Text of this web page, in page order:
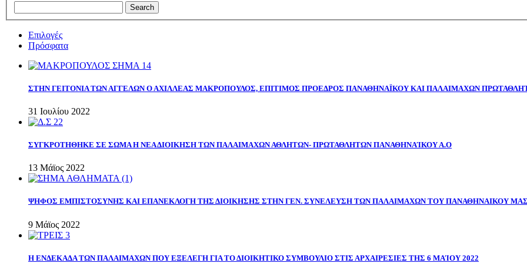
Επιλογές
Πρόσφατα
ΣΤΗΝ ΓΕΙΤΟΝΙΑ ΤΩΝ ΑΓΓΕΛΩΝ Ο ΑΧΙΛΛΕΑΣ ΜΑΚΡΟΠΟΥΛΟΣ, ΕΠΙΤΙΜΟΣ ΠΡΟΕΔΡΟΣ ΠΑΝΑΘΗΝΑΪΚΟΥ ΚΑΙ ΠΑΛΑΙΜΑΧΩΝ
31 Ιουλίου 2022
ΣΥΓΚΡΟΤΗΘΗΚΕ ΣΕ ΣΩΜΑ Η ΝΕΑ ΔΙΟΙΚΗΣΗ ΤΩΝ ΠΑΛΑΙΜΑΧΩΝ ΑΘΛΗΤΩΝ- ΠΡΩΤΑΘΛΗΤΩΝ ΠΑΝΑΘΗΝΑΊΚΟΥ Α.Ο
13 Μάϊος 2022
ΨΗΦΟΣ ΕΜΠΙΣΤΟΣΥΝΗΣ ΚΑΙ ΕΠΑΝΕΚΛΟΓΗ ΤΗΣ ΔΙΟΙΚΗΣΗΣ ΣΤΗΝ ΓΕΝ. ΣΥΝΕΛΕΥΣΗ ΤΩΝ ΠΑΛΑΙΜΑΧΩΝ ΤΟΥ ΠΑΝΑΘΗΝΑΙΚΟΥ ΜΑΣ
9 Μάϊος 2022
Η ΕΝΔΕΚΑΔΑ ΤΩΝ ΠΑΛΑΙΜΑΧΩΝ ΠΟΥ ΕΞΕΛΕΓΗ ΓΙΑ ΤΟ ΔΙΟΙΚΗΤΙΚΟ ΣΥΜΒΟΥΛΙΟ ΣΤΙΣ ΑΡΧΑΙΡΕΣΙΕΣ ΤΗΣ 6 ΜΑΊΟΥ 2022